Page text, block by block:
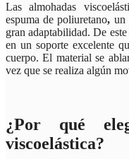
Las almohadas
espuma de poliuretano, un
gran adaptabilidad. De
en un soporte excelente
cuerpo. El material se
vez que se realiza algún
¿Por qué
viscoelástica?